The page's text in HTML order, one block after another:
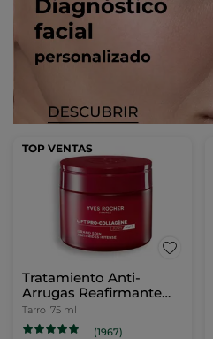
TOP VENTAS
Tratamiento Anti-
Arrugas Reafirmante
Intenso Día y Noche
Tarro 75 ml
(1967)